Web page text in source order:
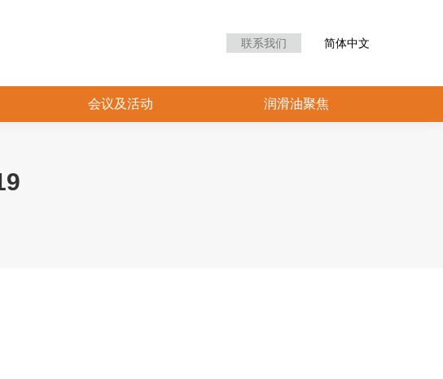
联系我们 简体中文
会议及活动 润滑油聚焦